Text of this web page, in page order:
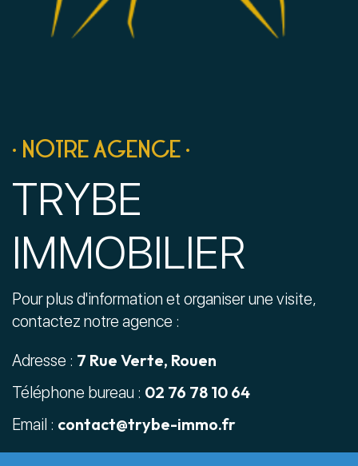
• NOTRE AGENCE •
TRYBE
IMMOBILIER
Pour plus d'information et organiser une visite,
contactez notre agence :
Adresse : 7 Rue Verte, Rouen
Téléphone bureau : 02 76 78 10 64
Email : contact@trybe-immo.fr